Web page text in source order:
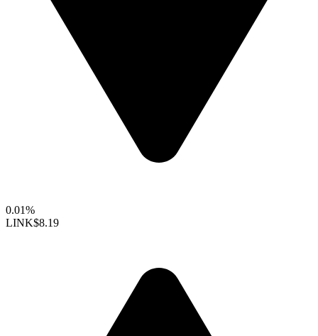
0.01%
LINK$8.19